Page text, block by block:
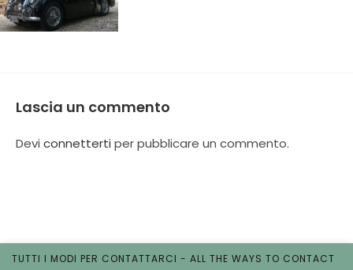
Lascia un commento
Devi connetterti per pubblicare un commento.
TUTTI I MODI PER CONTATTARCI - ALL THE WAYS TO CONTACT